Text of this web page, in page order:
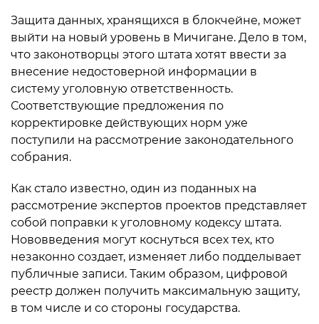
Защита данных, хранящихся в блокчейне, может
выйти на новый уровень в Мичигане. Дело в том,
что законотворцы этого штата хотят ввести за
внесение недостоверной информации в
систему уголовную ответственность.
Соответствующие предложения по
корректировке действующих норм уже
поступили на рассмотрение законодательного
собрания.
Как стало известно, один из поданных на
рассмотрение экспертов проектов представляет
собой поправки к уголовному кодексу штата.
Нововведения могут коснуться всех тех, кто
незаконно создает, изменяет либо подделывает
публичные записи. Таким образом, цифровой
реестр должен получить максимальную защиту,
в том числе и со стороны государства.